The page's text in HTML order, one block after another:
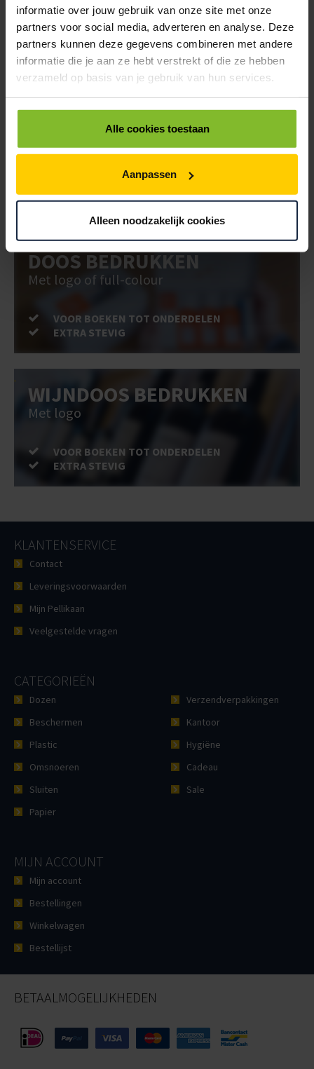
informatie over jouw gebruik van onze site met onze
partners voor social media, adverteren en analyse. Deze
partners kunnen deze gegevens combineren met andere
informatie die je aan ze hebt verstrekt of die ze hebben
verzameld op basis van je gebruik van hun services.
Alle cookies toestaan
Aanpassen
Alleen noodzakelijk cookies
VOOR BOEKEN TOT ONDERDELEN
EXTRA STEVIG
BRIEVENBUSDOOS
BEDRUKKEN
Post stevig verpakt
EXTRA STEVIG
DOOS BEDRUKKEN
Met logo of full-colour
VOOR BOEKEN TOT ONDERDELEN
EXTRA STEVIG
WIJNDOOS BEDRUKKEN
Met logo
VOOR BOEKEN TOT ONDERDELEN
EXTRA STEVIG
KLANTENSERVICE
Contact
Leveringsvoorwaarden
Mijn Pellikaan
Veelgestelde vragen
CATEGORIEËN
Dozen
Beschermen
Plastic
Omsnoeren
Sluiten
Papier
Verzendverpakkingen
Kantoor
Hygiëne
Cadeau
Sale
MIJN ACCOUNT
Mijn account
Bestellingen
Winkelwagen
Bestellijst
BETAALMOGELIJKHEDEN